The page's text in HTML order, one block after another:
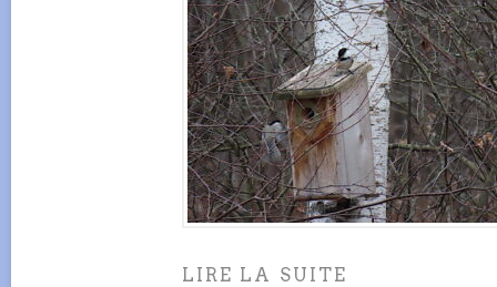
LIRE LA SUITE